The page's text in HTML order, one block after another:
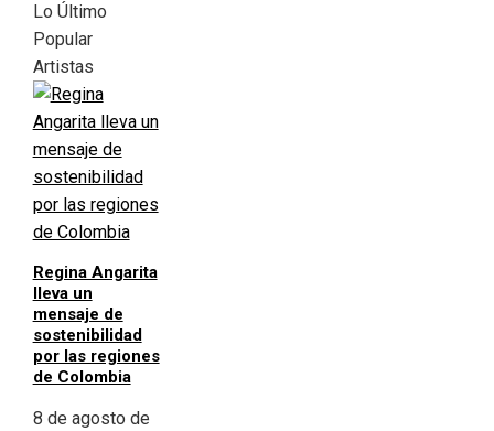
Lo Último
Popular
Artistas
Regina Angarita
lleva un
mensaje de
sostenibilidad
por las regiones
de Colombia
8 de agosto de